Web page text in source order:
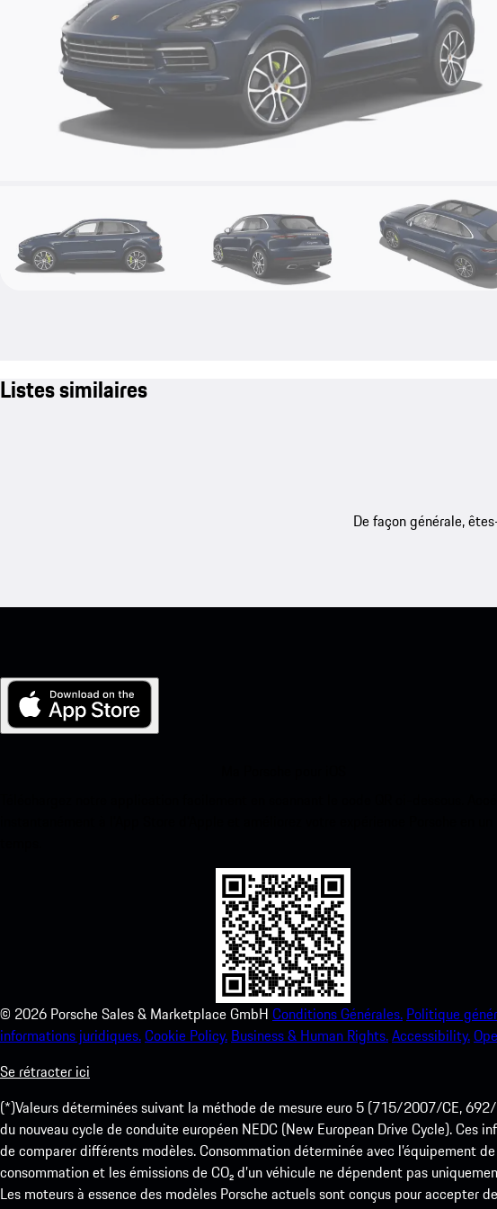
Listes similaires
De façon générale,
© 2026 Porsche Sales & Marketplace GmbH Conditions Générales. Politique
informations juridiques.Cookie Policy. Business & Human Rights.Accessibility.
Se rétracter ici
(*)Valeurs déterminées suivant la méthode de mesure euro 5 (715/2007/CE,
du nouveau cycle de conduite européen NEDC (New European Drive Cycle).
de comparer différents modèles. Consommation déterminée avec l’équipement
consommation et les émissions de CO₂ d’un véhicule ne dépendent pas
Les moteurs à essence des modèles Porsche actuels sont conçus pour accepter